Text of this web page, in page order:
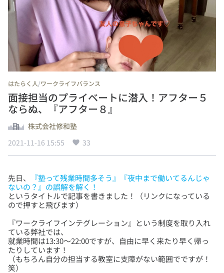
はたらく人/ワークライフバランス
面接担当のプライベートに潜入！アフター５
ならぬ、『アフター８』
株式会社修和塾
2021-11-16 15:55
33
先日、
『塾って残業時間多そう』『夜中まで働いてるんじゃ
ないの？』の誤解を解く！
というタイトルで記事を書きました！（リンクになっている
『ワークライフインテグレーション』という制度を取り入れ
ている弊社では、
就業時間は13:30〜22:00ですが、自由に早く来たり早く帰っ
たりしています！
（もちろん自分の担当する教室に支障がない範囲でですが！